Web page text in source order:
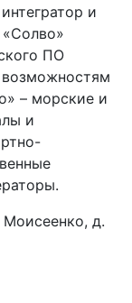
и
ПО
– морские и
и
Моисеенко, д.